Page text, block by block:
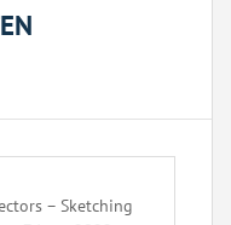
– Sketching